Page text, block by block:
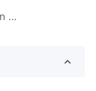
...